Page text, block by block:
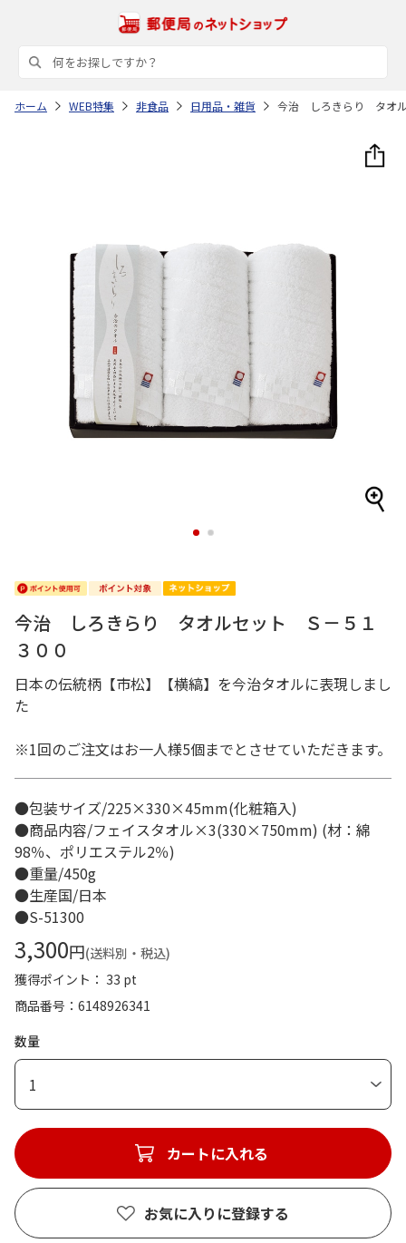
ホーム WEB特集 非食品 日用品・雑貨 今治 しろきらり タオ
1 2
今治 しろきらり タオルセット Ｓ－５１
３００
日本の伝統柄【市松】【横縞】を今治タオルに表現しまし
た
※1回のご注文はお一人様5個までとさせていただきます。
●包装サイズ/225×330×45mm(化粧箱入)
●商品内容/フェイスタオル×3(330×750mm) (材：綿
98％、ポリエステル2％)
●重量/450g
●生産国/日本
●S-51300
3,300円(送料別・税込)
獲得ポイント： 33 pt
商品番号
6148926341
数量
1
カートに入れる
お気に入りに登録する